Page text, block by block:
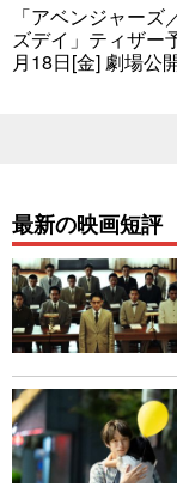
「アベンジャーズ
ズデイ」ティザー
月18日[金] 劇場公
最新の映画短評